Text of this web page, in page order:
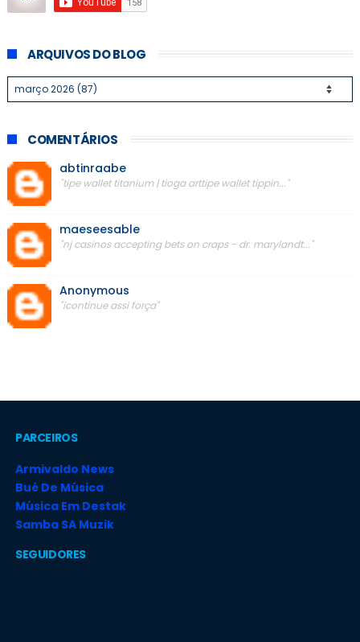
ARQUIVOS DO BLOG
COMENTÁRIOS
abtinraabe
"tipe wallet titanium | tioga arttipe wallet tippin..."
maeseesable
"nj casinos accepting bets on craps - dr. marylandt..."
Anonymous
"icontinue assi força"
PARCEIROS
Armivaldo News
Bué De Música
Música Em Destak
Samba SA Muzik
SEGUIDORES